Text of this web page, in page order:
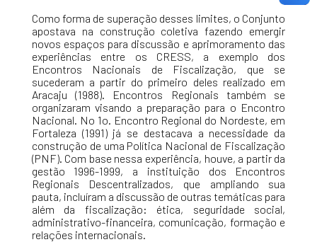
Como forma de superação desses limites, o Conjunto
apostava na construção coletiva fazendo emergir
novos espaços para discussão e aprimoramento das
experiências entre os CRESS, a exemplo dos
Encontros Nacionais de Fiscalização, que se
sucederam a partir do primeiro deles realizado em
Aracaju (1988). Encontros Regionais também se
organizaram visando a preparação para o Encontro
Nacional. No 1o. Encontro Regional do Nordeste, em
Fortaleza (1991) já se destacava a necessidade da
construção de uma Política Nacional de Fiscalização
(PNF). Com base nessa experiência, houve, a partir da
gestão 1996-1999, a instituição dos Encontros
Regionais Descentralizados, que ampliando sua
pauta, incluíram a discussão de outras temáticas para
além da fiscalização: ética, seguridade social,
administrativo-financeira, comunicação, formação e
relações internacionais.